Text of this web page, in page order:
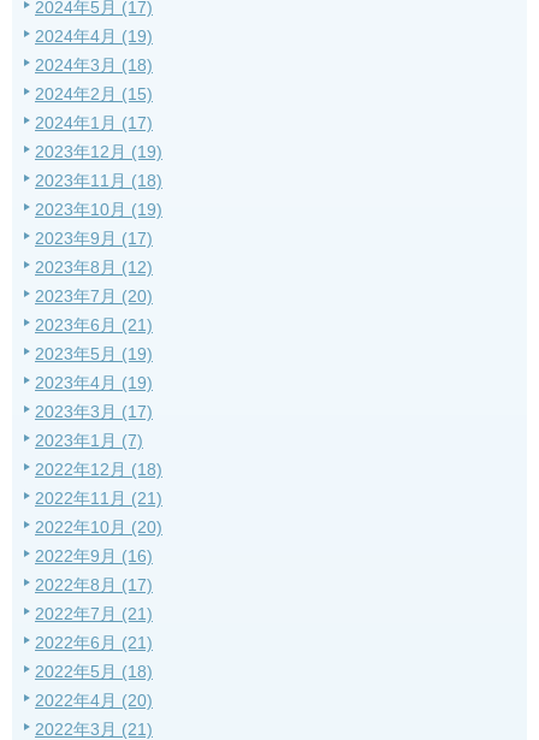
2024年5月 (17)
2024年4月 (19)
2024年3月 (18)
2024年2月 (15)
2024年1月 (17)
2023年12月 (19)
2023年11月 (18)
2023年10月 (19)
2023年9月 (17)
2023年8月 (12)
2023年7月 (20)
2023年6月 (21)
2023年5月 (19)
2023年4月 (19)
2023年3月 (17)
2023年1月 (7)
2022年12月 (18)
2022年11月 (21)
2022年10月 (20)
2022年9月 (16)
2022年8月 (17)
2022年7月 (21)
2022年6月 (21)
2022年5月 (18)
2022年4月 (20)
2022年3月 (21)